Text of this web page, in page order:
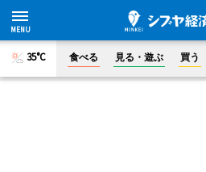
35°C 食べる 見る・遊ぶ 買う